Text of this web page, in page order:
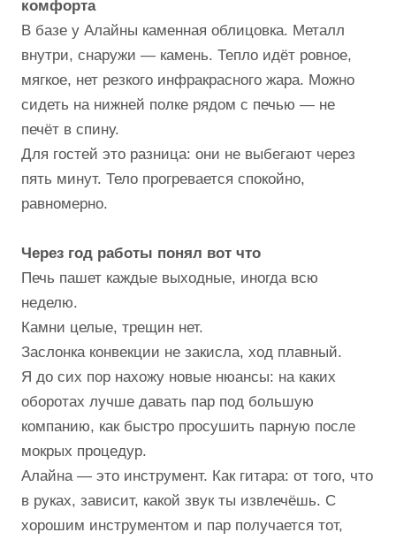
комфорта
В базе у Алайны каменная облицовка. Металл
внутри, снаружи — камень. Тепло идёт ровное,
мягкое, нет резкого инфракрасного жара. Можно
сидеть на нижней полке рядом с печью — не
печёт в спину.
Для гостей это разница: они не выбегают через
пять минут. Тело прогревается спокойно,
равномерно.
Через год работы понял вот что
Печь пашет каждые выходные, иногда всю
неделю.
Камни целые, трещин нет.
Заслонка конвекции не закисла, ход плавный.
Я до сих пор нахожу новые нюансы: на каких
оборотах лучше давать пар под большую
компанию, как быстро просушить парную после
мокрых процедур.
Алайна — это инструмент. Как гитара: от того, что
в руках, зависит, какой звук ты извлечёшь. С
хорошим инструментом и пар получается тот,